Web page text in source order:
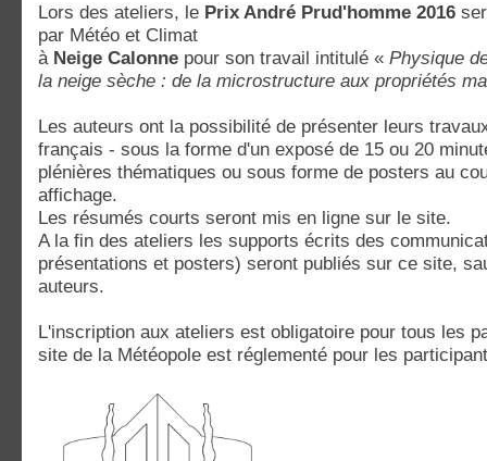
Lors des ateliers, le Prix André Prud'homme 2016
par Météo et Climat
à Neige Calonne pour son travail intitulé « Physique
la neige sèche : de la microstructure aux propriétés
Les auteurs ont la possibilité de présenter leurs
français - sous la forme d'un exposé de 15 ou 20
plénières thématiques ou sous forme de posters au
affichage.
Les résumés courts seront mis en ligne sur le site.
A la fin des ateliers les supports écrits des
présentations et posters) seront publiés sur ce site,
auteurs.
L'inscription aux ateliers est obligatoire pour tous les
site de la Météopole est réglementé pour les